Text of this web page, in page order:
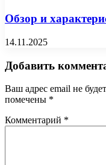
Обзор и
14.11.2025
Добавить
Ваш адрес email не
помечены *
Комментарий *